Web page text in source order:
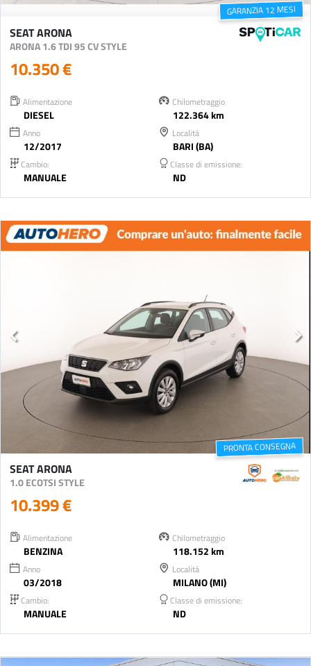
GARANZIA 12 MESI
SEAT ARONA
ARONA 1.6 TDI 95 CV STYLE
10.350 €
Alimentazione
DIESEL
Chilometraggio
122.364 km
Anno
12/2017
Località
BARI (BA)
Cambio:
MANUALE
Classe di emissione:
ND
PRONTA CONSEGNA
SEAT ARONA
1.0 ECOTSI STYLE
10.399 €
Alimentazione
BENZINA
Chilometraggio
118.152 km
Anno
03/2018
Località
MILANO (MI)
Cambio:
MANUALE
Classe di emissione:
ND